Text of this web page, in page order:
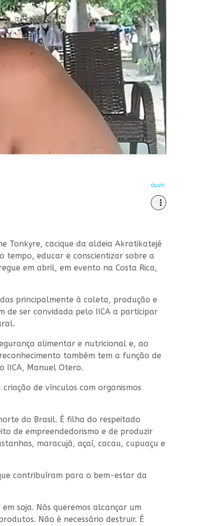
ouvir:
Tonkyre, cacique da aldeia Akratikatejé
tempo, educar e conscientizar sobre a
em abril, em evento na Costa Rica,
principalmente à coleta, produção e
de ser convidada pelo IICA a participar
alimentar e nutricional e, ao
também tem a função de
IICA, Manuel Otero.
de vínculos com organismos
do Brasil. É filha do respeitado
de empreendedorismo e de produzir
maracujá, açaí, cacau, cupuaçu e
contribuíram para o bem-estar da
soja. Nós queremos alcançar um
Não é necessário destruir. É